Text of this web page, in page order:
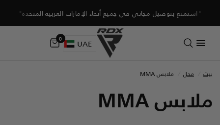
"استمتع بتوصيل مجاني في جميع أنحاء الإمارات العربية المتحدة"
UAE
0
بيت محل ملابس MMA
ملابس MMA